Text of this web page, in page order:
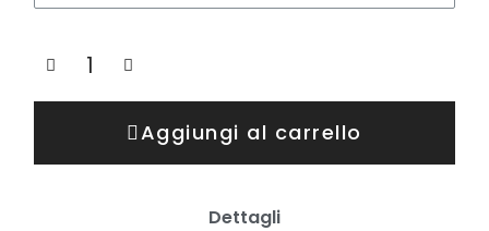
Aggiungi al carrello
Dettagli